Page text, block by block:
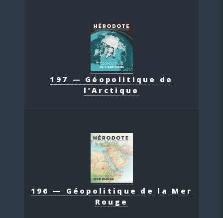
197 — Géopolitique de
l’Arctique
196 — Géopolitique de la Mer
Rouge